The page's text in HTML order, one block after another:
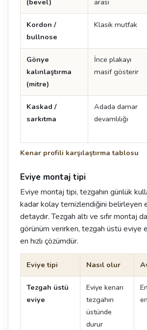
Kenar profili karşılaştırma tablosu
(bevel) arası
Kordon /
bullnose
Klasik mutfak
Gönye
kalınlaştırma
(mitre)
İnce plakayı
masif gösterir
Kaskad /
sarkıtma
Adada damar
devamlılığı
Eviye montaj tipi
Eviye montaj tipi, tezgahın günlük
kadar kolay temizlendiğini belirleyen
detaydır. Tezgah altı ve sıfır montaj
görünüm verirken, tezgah üstü eviye
en hızlı çözümdür.
Eviye tipi Nasıl olur
Tezgah üstü
eviye
Eviye kenarı
tezgahın
üstünde
durur